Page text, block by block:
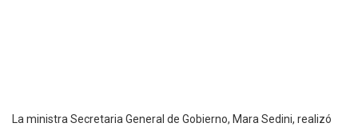
La ministra Secretaria General de Gobierno, Mara Sedini, realizó